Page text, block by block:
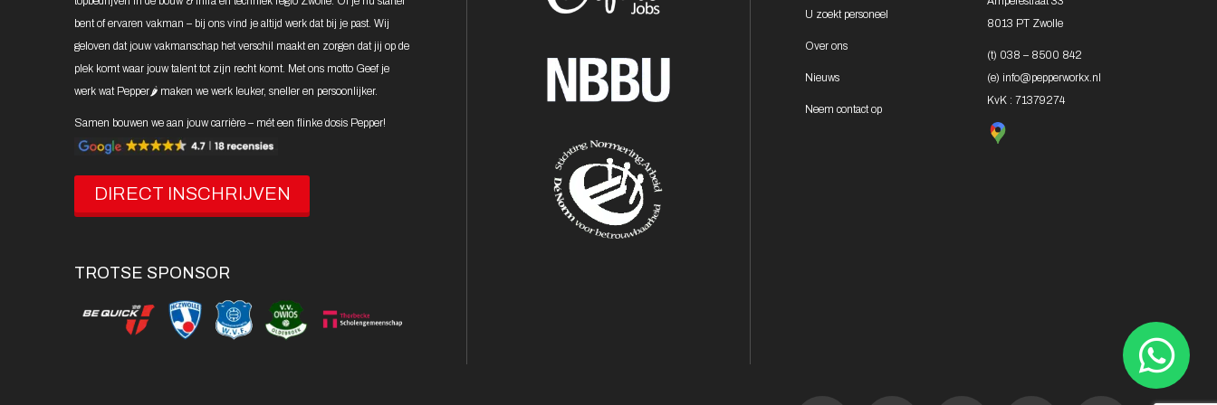
bent of ervaren vakman – bij ons vind je altijd werk dat bij je past. Wij
geloven dat jouw vakmanschap het verschil maakt en zorgen dat jij op de
plek komt waar jouw talent tot zijn recht komt. Met ons motto Geef je
werk wat Pepper🌶️ maken we werk leuker, sneller en persoonlijker.
Samen bouwen we aan jouw carrière – mét een flinke dosis Pepper!
DIRECT INSCHRIJVEN
TROTSE SPONSOR
U zoekt personeel
Over ons
Nieuws
Neem contactop
8013 PT Zwolle
(t) 038 – 8500 842
(e) info@pepperworkx.nl
KvK : 71379274